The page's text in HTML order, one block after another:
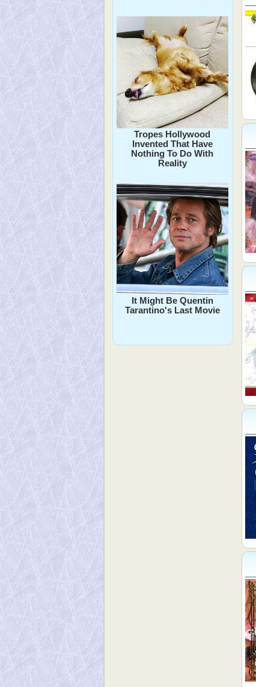
Tropes Hollywood
Invented That Have
Nothing To Do With
Reality
It Might Be Quentin
Tarantino's Last Movie